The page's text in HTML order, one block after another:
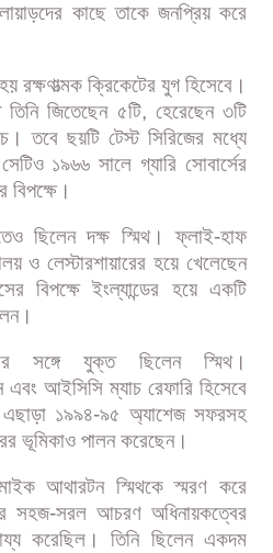
কাছে তাকে জনপ্রিয় করে
রক্ষণাত্মক ক্রিকেটের যুগ হিসেবে।
জিতেছেন ৫টি, হেরেছেন ৩টি
তবে ছয়টি টেস্ট সিরিজের মধ্যে
১৯৬৬ সালে গ্যারি সোবার্সের
বিপক্ষে।
ছিলেন দক্ষ স্মিথ। ফ্লাই-হাফ
ও লেস্টারশায়ারের হয়ে খেলেছেন
বিপক্ষে ইংল্যান্ডের হয়ে একটি
সঙ্গে যুক্ত ছিলেন স্মিথ।
এবং আইসিসি ম্যাচ রেফারি হিসেবে
এছাড়া ১৯৯৪-৯৫ অ্যাশেজ সফরসহ
ভূমিকাও পালন করেছেন।
আথারটন স্মিথকে স্মরণ করে
সহজ-সরল আচরণ অধিনায়কত্বের
করেছিল। তিনি ছিলেন একদম